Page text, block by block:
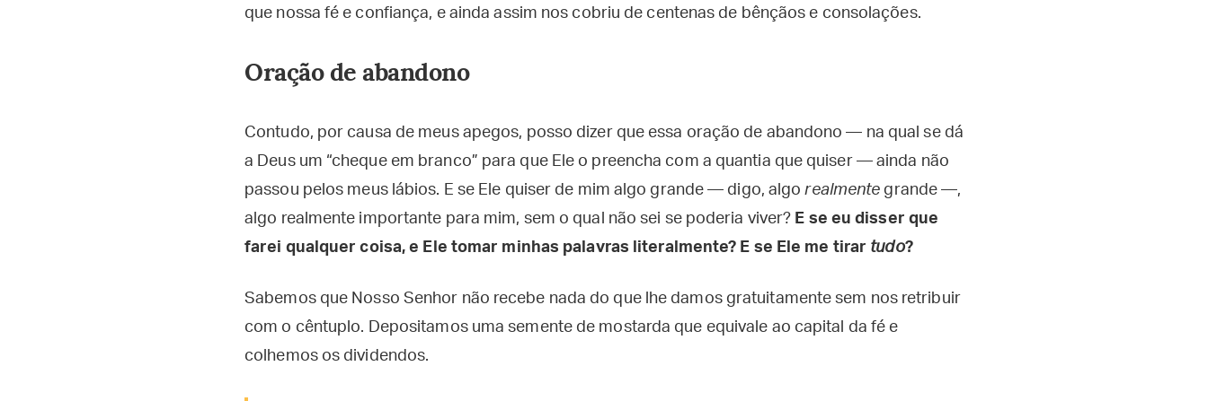
que nossa fé e confiança, e ainda assim nos cobriu de centenas de bênçãos e consolações.
Oração de abandono
Contudo, por causa de meus apegos, posso dizer que essa oração de abandono — na qual se dá
a Deus um “cheque em branco” para que Ele o preencha com a quantia que quiser — ainda não
passou pelos meus lábios. E se Ele quiser de mim algo grande — digo, algorealmente grande —,
algo realmente importante para mim, sem o qual não sei se poderia viver? E se eu disser que
farei qualquer coisa, e Ele tomar minhas palavras literalmente? E se Ele me tirar tudo?
Sabemos que Nosso Senhor não recebe nada do que lhe damos gratuitamente sem nos retribuir
com o cêntuplo. Depositamos uma semente de mostarda que equivale ao capital da fé e
colhemos os dividendos.